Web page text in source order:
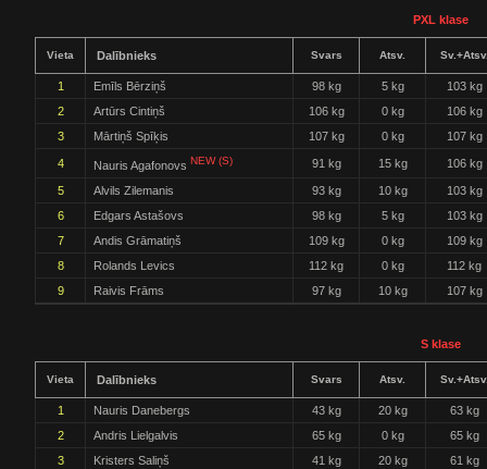
PXL klase
Vieta Dalībnieks Svars Atsv.
1 Emīls Bērziņš 98 kg 5 kg
103 kg
2
Artūrs Cintiņš 106 kg 0 kg
106 kg
3
Mārtiņš Spīķis 107 kg 0 kg 107 kg
4 Nauris Agafonovs NEW (S) 91 kg 15 kg 106 kg
5 Alvils Zilemanis 93 kg 10 kg
103 kg
6
Edgars Astašovs 98 kg 5 kg
103 kg
7
Andis Grāmatiņš 109 kg 0 kg
109 kg
8
Rolands Levics 112 kg 0 kg
112 kg
9
Raivis Frāms 97 kg 10 kg 107 kg
S klase
Vieta Dalībnieks Svars Atsv.
1 Nauris Danebergs 43 kg 20 kg
63 kg
2
Andris Lielgalvis 65 kg 0 kg
65 kg
3
Kristers Saliņš 41 kg 20 kg
61 kg